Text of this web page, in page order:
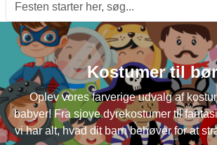
Skip to Content
Kostumer til
Oplev vores farverige udvalg af
babyer! Fra sjove dyrekostumer til
vi har alt, hvad dit barn behøver for at